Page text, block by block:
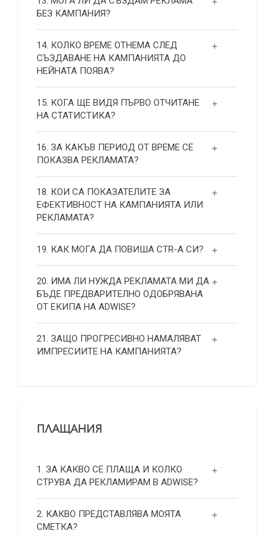
БЕЗ КАМПАНИЯ?
14. КОЛКО ВРЕМЕ ОТНЕМА СЛЕД
СЪЗДАВАНЕ НА КАМПАНИЯТА ДО
НЕЙНАТА ПОЯВА?
15. КОГА ЩЕ ВИДЯ ПЪРВО ОТЧИТАНЕ
НА СТАТИСТИКА?
16. ЗА КАКЪВ ПЕРИОД ОТ ВРЕМЕ СЕ
ПОКАЗВА РЕКЛАМАТА?
18. КОИ СА ПОКАЗАТЕЛИТЕ ЗА
ЕФЕКТИВНОСТ НА КАМПАНИЯТА ИЛИ
РЕКЛАМАТА?
19. КАК МОГА ДА ПОВИША СТR-А СИ?
20. ИМА ЛИ НУЖДА РЕКЛАМАТА МИ ДА
БЪДЕ ПРЕДВАРИТЕЛНО ОДОБРЯВАНА
ОТ ЕКИПА НА ADWISE?
21. ЗАЩО ПРОГРЕСИВНО НАМАЛЯВАТ
ИМПРЕСИИТЕ НА КАМПАНИЯТА?
ПЛАЩАНИЯ
1. ЗА КАКВО СЕ ПЛАЩА И КОЛКО
СТРУВА ДА РЕКЛАМИРАМ В ADWISE?
2. КАКВО ПРЕДСТАВЛЯВА МОЯТА
СМЕТКА?